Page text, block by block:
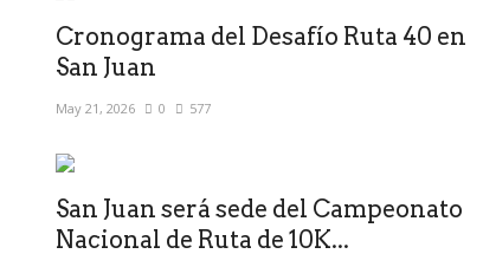
Cronograma del Desafío Ruta 40 en
San Juan
May 21, 2026 0 577
San Juan será sede del Campeonato
Nacional de Ruta de 10K...